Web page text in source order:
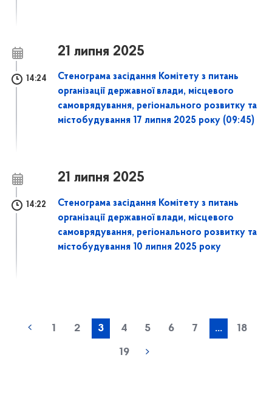
21 липня 2025
14:24
Стенограма засідання Комітету з питань
організації державної влади, місцевого
самоврядування, регіонального розвитку та
містобудування 17 липня 2025 року (09:45)
21 липня 2025
14:22
Стенограма засідання Комітету з питань
організації державної влади, місцевого
самоврядування, регіонального розвитку та
містобудування 10 липня 2025 року
1 2 3 4 5 6 7 ... 18
19